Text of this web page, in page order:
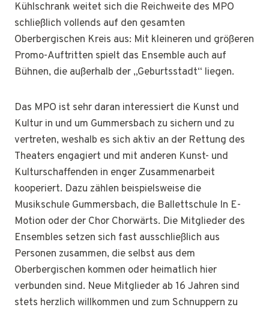
Kühlschrank weitet sich die Reichweite des MPO
schließlich vollends auf den gesamten
Oberbergischen Kreis aus: Mit kleineren und größeren
Promo-Auftritten spielt das Ensemble auch auf
Bühnen, die außerhalb der „Geburtsstadt“ liegen.
Das MPO ist sehr daran interessiert die Kunst und
Kultur in und um Gummersbach zu sichern und zu
vertreten, weshalb es sich aktiv an der Rettung des
Theaters engagiert und mit anderen Kunst- und
Kulturschaffenden in enger Zusammenarbeit
kooperiert. Dazu zählen beispielsweise die
Musikschule Gummersbach, die Ballettschule In E-
Motion oder der Chor Chorwärts. Die Mitglieder des
Ensembles setzen sich fast ausschließlich aus
Personen zusammen, die selbst aus dem
Oberbergischen kommen oder heimatlich hier
verbunden sind. Neue Mitglieder ab 16 Jahren sind
stets herzlich willkommen und zum Schnuppern zu